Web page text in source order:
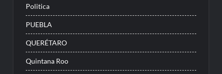
Politica
PUEBLA
QUERÉTARO
Quintana Roo